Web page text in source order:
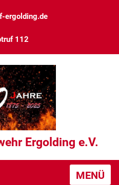
ergolding.de
112
Ergolding e.V.
MENÜ